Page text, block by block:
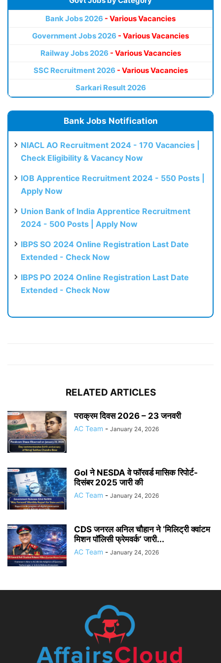
Bank Jobs 2026 - Various Vacancies
Government Jobs 2026 - Various Vacancies
Railway Jobs 2026 - Various Vacancies
SSC Recruitment 2026 - Various Vacancies
Sarkari Result 2026
Bank Jobs Notification
NIACL AO Recruitment 2024 - 170 Vacancies |
Check Eligibility & Vacancy Now
IOB Apprentice Recruitment 2024 - 550 Posts |
Apply Now
Union Bank of India Apprentice Recruitment
2024 - 500 Posts | Apply Now
IBPS SO 2024 Online Registration Last Date
Extended - Check Now
IBPS PO 2024 Online Registration Last Date
Extended - Check Now
RELATED ARTICLES
पराक्रम दिवस 2026 – 23 जनवरी
AC Team - January 24, 2026
GoI ने NESDA वे फॉरवर्ड मासिक रिपोर्ट-
दिसंबर 2025 जारी की
AC Team - January 24, 2026
CDS जनरल अनिल चौहान ने ‘मिलिट्री क्वांटम
मिशन पॉलिसी फ्रेमवर्क’ जारी...
AC Team - January 24, 2026